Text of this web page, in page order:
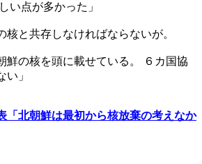
い点が多かった」
核と共存しなければならないが。
鮮の核を頭に載せている。 ６カ国協
」
「北朝鮮は最初から核放棄の考えなか